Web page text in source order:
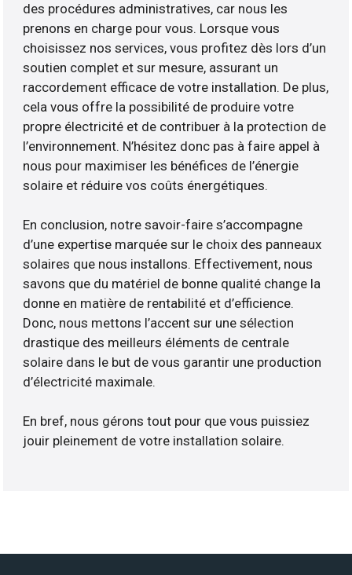
des procédures administratives, car nous les
prenons en charge pour vous. Lorsque vous
choisissez nos services, vous profitez dès lors d’un
soutien complet et sur mesure, assurant un
raccordement efficace de votre installation. De plus,
cela vous offre la possibilité de produire votre
propre électricité et de contribuer à la protection de
l’environnement. N’hésitez donc pas à faire appel à
nous pour maximiser les bénéfices de l’énergie
solaire et réduire vos coûts énergétiques.
En conclusion, notre savoir-faire s’accompagne
d’une expertise marquée sur le choix des panneaux
solaires que nous installons. Effectivement, nous
savons que du matériel de bonne qualité change la
donne en matière de rentabilité et d’efficience.
Donc, nous mettons l’accent sur une sélection
drastique des meilleurs éléments de centrale
solaire dans le but de vous garantir une production
d’électricité maximale.
En bref, nous gérons tout pour que vous puissiez
jouir pleinement de votre installation solaire.